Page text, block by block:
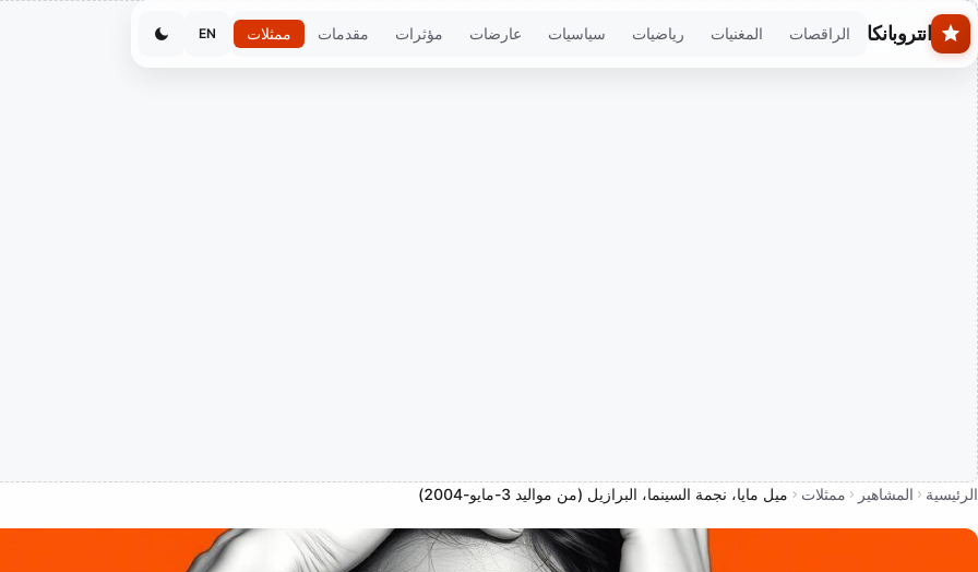
Skip to main content
انتروبانكا الراقصات المغنيات رياضيات سياسيات عارضات مؤثرات مقدمات ممثلات EN
الرئيسية المشاهير ممثلات ميل مايا، نجمة السينما، البرازيل (من مواليد 3-مايو-2004)